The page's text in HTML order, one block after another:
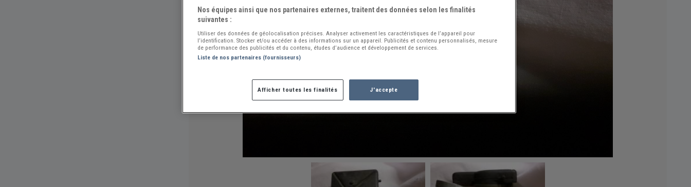
Nos équipes ainsi que nos partenaires externes, traitent des données selon les finalités
suivantes :
Utiliser des données de géolocalisation précises. Analyser activement les caractéristiques de l’appareil pour
l’identification. Stocker et/ou accéder à des informations sur un appareil. Publicités et contenu personnalisés, mesure
de performance des publicités et du contenu, études d’audience et développement de services.
Liste de nos partenaires (fournisseurs)
Afficher toutes les finalités J'accepte